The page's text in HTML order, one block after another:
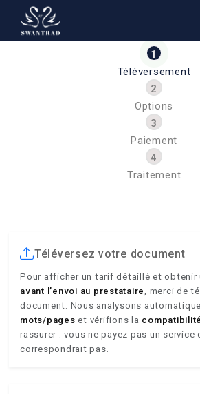
Téléversement
Options
Paiement
Traitement
Téléversez votre document
Pour afficher un tarif détaillé et obtenir
avant l’envoi au prestataire, merci de
document. Nous analysons
mots/pages et vérifions la compatibilité
rassurer : vous ne payez pas un service
correspondrait pas.